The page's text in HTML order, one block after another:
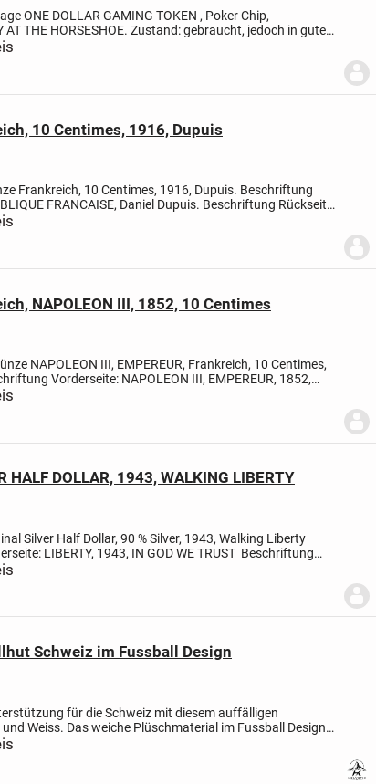
ONE DOLLAR GAMING TOKEN , Poker Chip,
AT THE HORSESHOE. Zustand: gebraucht, jedoch in gutem
10 Centimes, 1916, Dupuis
Frankreich, 10 Centimes, 1916, Dupuis. Beschriftung
FRANCAISE, Daniel Dupuis. Beschriftung Rückseite:
FRATERNITE, 1916, 10 c
NAPOLEON III, 1852, 10 Centimes
NAPOLEON III, EMPEREUR, Frankreich, 10 Centimes,
Vorderseite: NAPOLEON III, EMPEREUR, 1852,
Rückseite: Adler, EMPIRE FRANCAIS,...
HALF DOLLAR, 1943, WALKING LIBERTY
Silver Half Dollar, 90 % Silver, 1943, Walking Liberty
LIBERTY, 1943, IN GOD WE TRUST Beschriftung
OF AMERICA, HALF...
Schweiz im Fussball Design
für die Schweiz mit diesem auffälligen
Weiss. Das weiche Plüschmaterial im Fussball Design
perfekten Begleiter für Stadionbesuche...